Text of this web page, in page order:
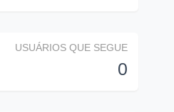
USUÁRIOS QUE SEGUE
0